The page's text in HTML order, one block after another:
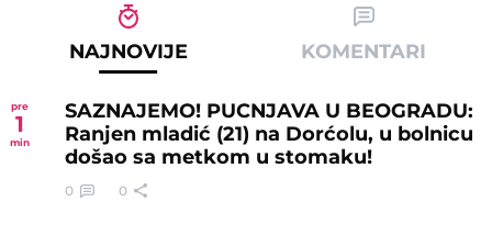
NAJNOVIJE KOMENTARI
pre
1
min
SAZNAJEMO! PUCNJAVA U BEOGRADU:
Ranjen mladić (21) na Dorćolu, u bolnicu
došao sa metkom u stomaku!
0 0